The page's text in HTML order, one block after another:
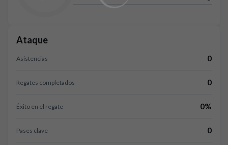
Ataque
Asistencias 0
Regates completados 0
Éxito en el regate 0%
Pases clave 0